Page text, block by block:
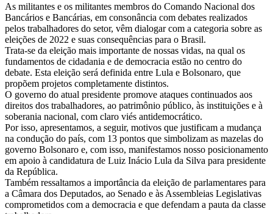
As militantes e os militantes membros do Comando Nacional dos
Bancários e Bancárias, em consonância com debates realizados
pelos trabalhadores do setor, vêm dialogar com a categoria sobre as
eleições de 2022 e suas consequências para o Brasil.
Trata-se da eleição mais importante de nossas vidas, na qual os
fundamentos de cidadania e de democracia estão no centro do
debate. Esta eleição será definida entre Lula e Bolsonaro, que
propõem projetos completamente distintos.
O governo do atual presidente promove ataques continuados aos
direitos dos trabalhadores, ao patrimônio público, às instituições e à
soberania nacional, com claro viés antidemocrático.
Por isso, apresentamos, a seguir, motivos que justificam a mudança
na condução do país, com 13 pontos que simbolizam as mazelas do
governo Bolsonaro e, com isso, manifestamos nosso posicionamento
em apoio à candidatura de Luiz Inácio Lula da Silva para presidente
da República.
Também ressaltamos a importância da eleição de parlamentares para
a Câmara dos Deputados, ao Senado e às Assembleias Legislativas
comprometidos com a democracia e que defendam a pauta da classe